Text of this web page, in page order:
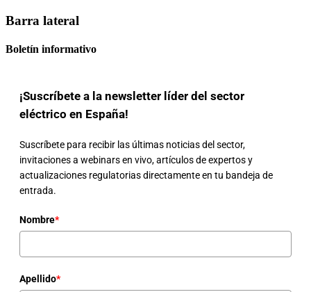
Barra lateral
Boletín informativo
¡Suscríbete a la newsletter líder del sector
eléctrico en España!
Suscríbete para recibir las últimas noticias del sector,
invitaciones a webinars en vivo, artículos de expertos y
actualizaciones regulatorias directamente en tu bandeja de
entrada.
Nombre*
Apellido*